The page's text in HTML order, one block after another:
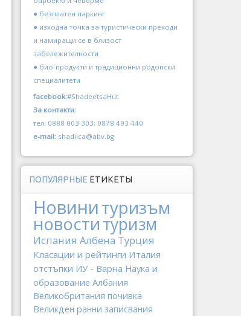
● безплатен паркинг
● изходна точка за туристически преходи
и намиращи се в близост
забележителности
● био-продукти и традиционни родопски
специалитети
facebook:#ShadeetsaHut
За контакти:
тел: 0888 003 303; 0878 493 440
e-mail: shadiica@abv.bg
ПОПУЛЯРНЫЕ ЕТИКЕТЫ
Новинитуризъм
новоституризм
Испания Албена Турция
Класации и рейтинги Италия
отстъпки ИУ - Варна Наука и
образование Албания
Великобритания почивка
Великден ранни записвания